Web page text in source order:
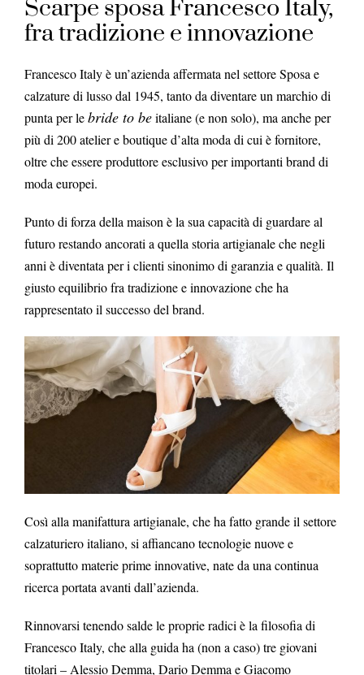
Scarpe sposa Francesco Italy,
fra tradizione e innovazione
Francesco Italy è un’azienda affermata nel settore Sposa e
calzature di lusso dal 1945, tanto da diventare un marchio di
punta per lebride to beitaliane (e non solo), ma anche per
più di 200 atelier e boutique d’alta moda di cui è fornitore,
oltre che essere produttore esclusivo per importanti brand di
moda europei.
Punto di forza della maison è la sua capacità di guardare al
futuro restando ancorati a quella storia artigianale che negli
anni è diventata per i clienti sinonimo di garanzia e qualità. Il
giusto equilibrio fra tradizione e innovazione che ha
rappresentato il successo del brand.
Così alla manifattura artigianale, che ha fatto grande il settore
calzaturiero italiano, si affiancano tecnologie nuove e
soprattutto materie prime innovative, nate da una continua
ricerca portata avanti dall’azienda.
Rinnovarsi tenendo salde le proprie radici è la filosofia di
Francesco Italy, che alla guida ha (non a caso) tre giovani
titolari – Alessio Demma, Dario Demma e Giacomo